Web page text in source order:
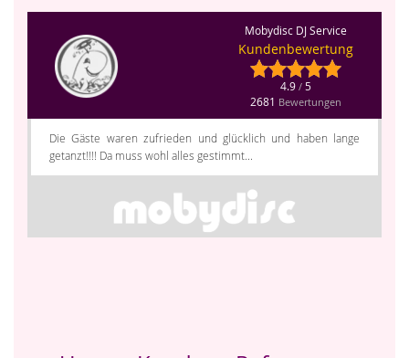
Mobydisc DJ Service
Kundenbewertung
4.9 / 5
2681 Bewertungen
Die Gäste waren zufrieden und glücklich und haben lange
getanzt!!!! Da muss wohl alles gestimmt...